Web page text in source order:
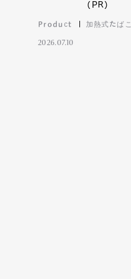
(PR)
Product 加熱式たばこ
2026.07.10